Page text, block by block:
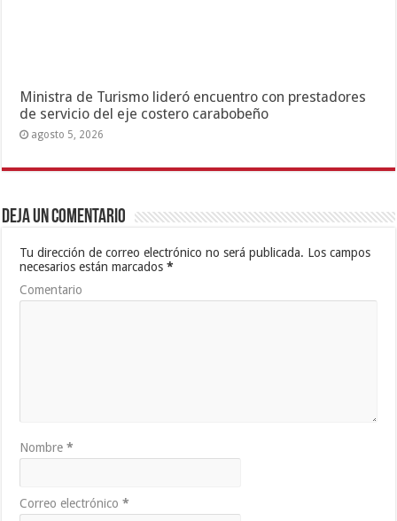
Ministra de Turismo lideró encuentro con prestadores
de servicio del eje costero carabobeño
agosto 5, 2026
Deja un comentario
Tu dirección de correo electrónico no será publicada. Los campos
necesarios están marcados*
Comentario
Nombre*
Correo electrónico*